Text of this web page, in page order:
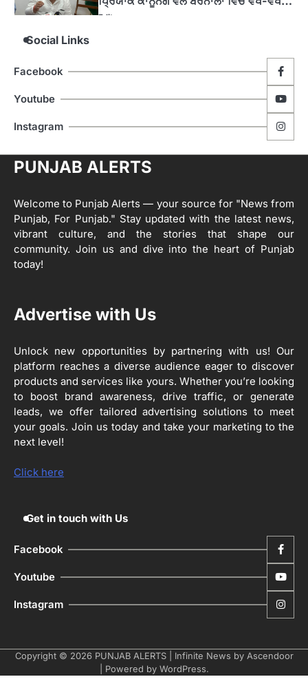
ਸਕੀਮਾਂ ਦਾ ਜਾਇਜ਼ਾ
Editor
ਹੁਸ਼ਿਆਰਪੁਰ ਜ਼ਿਲ੍ਹੇ ਵ‘ ਈ.ਐੱਫ. ਡਿਜੀਟਾਈਜ਼ੇਸ਼ਨ
5
ਮੋਦੀ ਜੀ ਪੁਲਿਸ ਦੇ ਦਮ ‘ਤੇ ਨੈਸ਼ਨਲ ਟਾਊਨਹਾਲ
ਅਗੇਂਸਟ ਈ-20 ਨੂੰ ਰੋਕਣ ਦੀ ਕੋਸ਼ਿਸ਼ ਕਰ ਰਹੇ
ਹਨ- ਕੇਜਰੀਵਾਲ
Editor
ਸ੍ਰੀ ਗੁਰੂ ਰਵਿਦਾਸ ਜੀ ਦੇ ਜੀਵਨ ਤੇ ਆਧਾਰਿਤ
Editor
2
ਖੇਤੀਬਾੜੀ ਵਿਭਾਗ ਵੱਲੋਂ ‘ਮਿਸ਼ਨ ਫਾਰ ਕਾਟਨ
ਪ੍ਰੋਡਕਟੀਵਿਟੀ’ ਅਧੀਨ ਪਿੰਡ ਬਧਾਈ ਵਿਖੇ ‘ਖੇਤ
ਰਾਸ਼ਟਰੀ ਮਨੁੱਖੀ ਅਧਿਕਾਰ ਕਮਿਸ਼ਨ ਦੇ ਮੈਂਬਰ
ਸਕੀਮਾਂ ਦਾ ਜਾਇਜ਼ਾ
Editor
4
ਹੁਸ਼ਿਆਰਪੁਰ ਜ਼ਿਲ੍ਹੇ ਵ‘ ਈ.ਐੱਫ. ਡਿਜੀਟਾਈਜ਼ੇਸ਼ਨ
ਦਾ ਕੰਮ 99.92 ਫੀਸਦੀ ਮੁਕੰਮਲ: ਜ਼ਿਲ੍ਹਾ ਚੋਣ
ਅਫ਼ਸਰ
Editor
Social Links
Facebook
Youtube
Instagram
PUNJAB ALERTS
Welcome to Punjab Alerts — your source for "News from
Punjab, For Punjab." Stay updated with the latest news,
vibrant culture, and the stories that shape our
community. Join us and dive into the heart of Punjab
today!
Advertise with Us
Unlock new opportunities by partnering with us! Our
platform reaches a diverse audience eager to discover
products and services like yours. Whether you’re looking
to boost brand awareness, drive traffic, or generate
leads, we offer tailored advertising solutions to meet
your goals. Join us today and take your marketing to the
next level!
Click here
Get in touch with Us
Facebook
Youtube
Instagram
Copyright © 2026 PUNJAB ALERTS| Infinite News by Ascendoor
| Powered by WordPress.